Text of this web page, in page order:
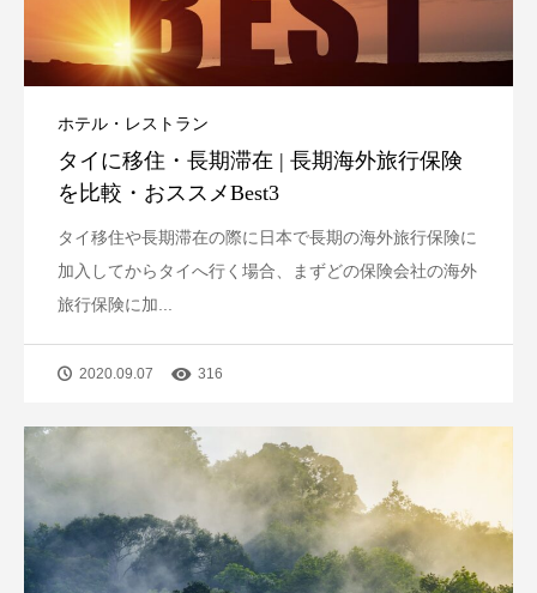
ホテル・レストラン
タイに移住・長期滞在 | 長期海外旅行保険
を比較・おススメBest3
タイ移住や長期滞在の際に日本で長期の海外旅行保険に
加入してからタイへ行く場合、まずどの保険会社の海外
旅行保険に加...
2020.09.07 316